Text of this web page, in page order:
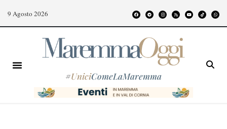
9 Agosto 2026
#UniciComeLaMaremma